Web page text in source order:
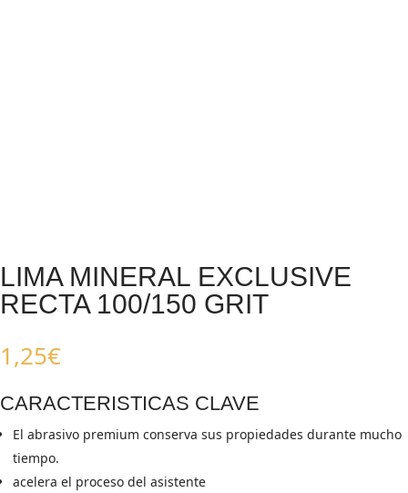
LIMA MINERAL EXCLUSIVE
RECTA 100/150 GRIT
1,25€
CARACTERISTICAS CLAVE
El abrasivo premium conserva sus propiedades durante mucho
tiempo.
acelera el proceso del asistente